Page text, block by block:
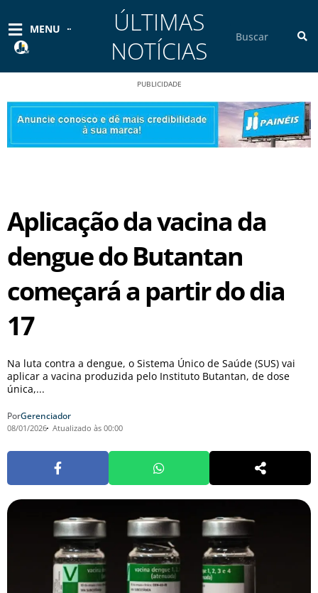
conteúdo
MENU
ÚLTIMAS
NOTÍCIAS
PUBLICIDADE
Aplicação da vacina da
dengue do Butantan
começará a partir do dia
17
Na luta contra a dengue, o Sistema Único de Saúde (SUS) vai
aplicar a vacina produzida pelo Instituto Butantan, de dose
única,...
PorGerenciador
08/01/2026 Atualizado às 00:00